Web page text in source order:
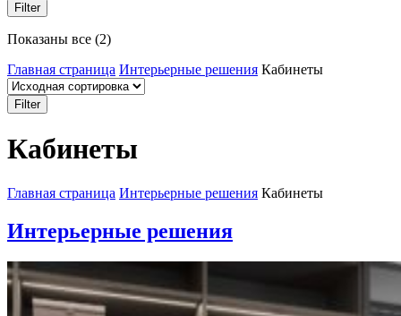
Filter
Показаны все (2)
Главная страница Интерьерные решения Кабинеты
Filter
Кабинеты
Главная страница Интерьерные решения Кабинеты
Интерьерные решения